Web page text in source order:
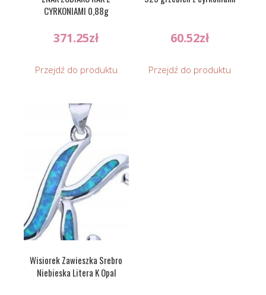
CYRKONIAMI 0,88g
371.25zł
Przejdź do produktu
60.52zł
Przejdź do produktu
Wisiorek Zawieszka Srebro
Niebieska Litera K Opal